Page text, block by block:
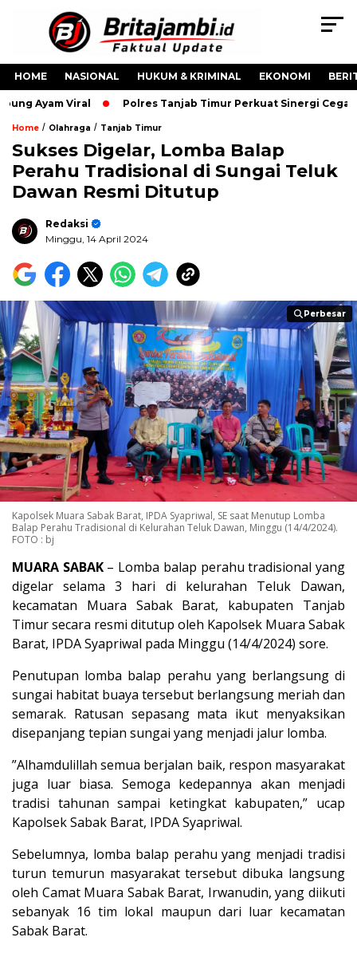
HOME NASIONAL HUKUM & KRIMINAL EKONOMI
Ayam Viral Polres Tanjab Timur Perkuat Sinergi Cegah
Home / Olahraga / Tanjab Timur
Sukses Digelar, Lomba Balap
Perahu Tradisional di Sungai Teluk
Dawan Resmi Ditutup
Redaksi
Minggu, 14 April 2024
Perbesar
Perbesar
Kapolsek Muara Sabak Barat, IPDA Syapriwal, SE saat Menutup Lomba
Balap Perahu Tradisional di Kelurahan Teluk Dawan, Minggu (14/4/2024).
FOTO : bj
MUARA SABAK– Lomba balap perahu tradisional yang
digelar selama 3 hari di kelurahan Teluk Dawan,
kecamatan Muara Sabak Barat, kabupaten Tanjab
Timur secara resmi ditutup oleh Kapolsek Muara Sabak
Barat, IPDA Syapriwal pada Minggu (14/4/2024) sore.
Penutupan lomba balap perahu yang berlangsung di
sungai habitat buaya tersebut berlangsung meriah dan
semarak. Ratusan sepasang mata ikut menyaksikan
disepanjang tepian sungai yang menjadi jalur lomba.
”Alhamdulillah semua berjalan baik, respon masyarakat
juga luar biasa. Semoga kedepannya akan menjadi
tradisi tahunan sampai ketingkat kabupaten,” ucap
Kapolsek Sabak Barat, IPDA Syapriwal.
Sebelumnya, lomba balap perahu yang menjadi tradisi
turun temurun masyarakat tersebut dibuka langsung
oleh Camat Muara Sabak Barat, Irwanudin, yang diikuti
sebanyak 16 tim lokal maupun dari luar kecamatan
Sabak Barat.